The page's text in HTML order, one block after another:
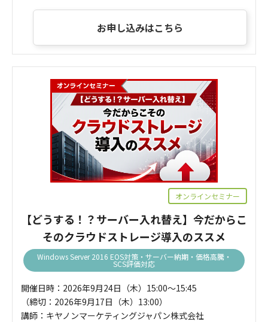
お申し込みはこちら
オンラインセミナー
【どうする！？サーバー入れ替え】今だからこ
そのクラウドストレージ導入のススメ
Windows Server 2016 EOS対策・サーバー納期・価格高騰・
SCS評価対応
開催日時：2026年9月24日（木）15:00～15:45
（締切：2026年9月17日（木）13:00）
講師：キヤノンマーケティングジャパン株式会社